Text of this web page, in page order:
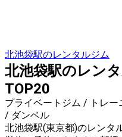
北池袋駅のレンタルジム
北池袋駅のレン
TOP20
プライベートジム / トレ
/ ダンベル
北池袋駅(東京都)のレンタ